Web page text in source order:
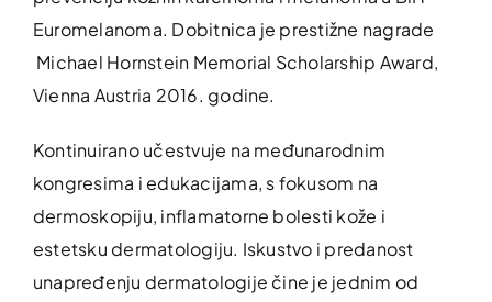
Euromelanoma. Dobitnica je prestižne nagrade
Michael Hornstein Memorial Scholarship Award,
Vienna Austria 2016. godine.
Kontinuirano učestvuje na međunarodnim
kongresima i edukacijama, s fokusom na
dermoskopiju, inflamatorne bolesti kože i
estetsku dermatologiju. Iskustvo i predanost
unapređenju dermatologije čine je jednim od